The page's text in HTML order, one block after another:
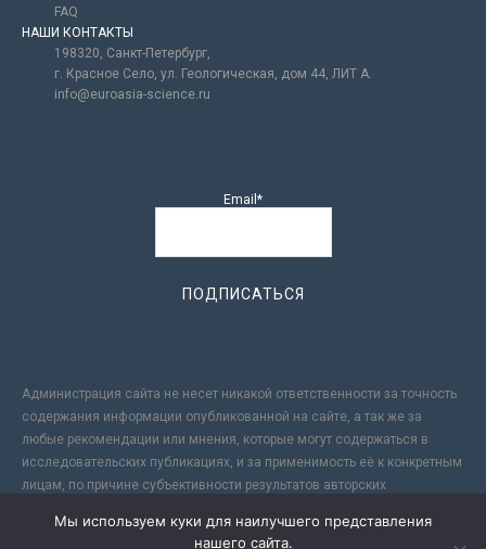
FAQ
НАШИ КОНТАКТЫ
198320, Санкт-Петербург,
г. Красное Село, ул. Геологическая, дом 44, ЛИТ А.
info@euroasia-science.ru
Email*
Администрация сайта не несет никакой ответственности за точность
содержания информации опубликованной на сайте, а так же за
любые рекомендации или мнения, которые могут содержаться в
исследовательских публикациях, и за применимость её к конкретным
лицам, по причине субъективности результатов авторских
полной мере надежной защиты информации, Сайт не несет
Мы используем куки для наилучшего представления
нашего сайта.